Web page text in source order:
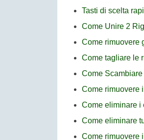
Tasti di scelta
Come Unire 2
Come rimuovere
Come tagliare le
Come
Come rimuovere
Come eliminare i
Come eliminare
Come rimuovere